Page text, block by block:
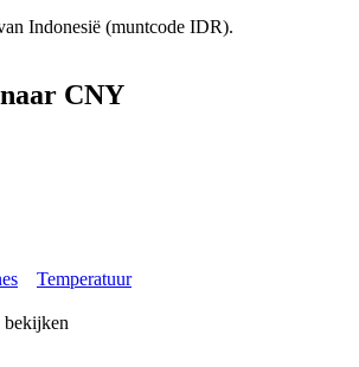
Indonesië (muntcode IDR).
CNY
Temperatuur
bekijken